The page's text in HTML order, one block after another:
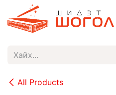
Skip to Content
All Products